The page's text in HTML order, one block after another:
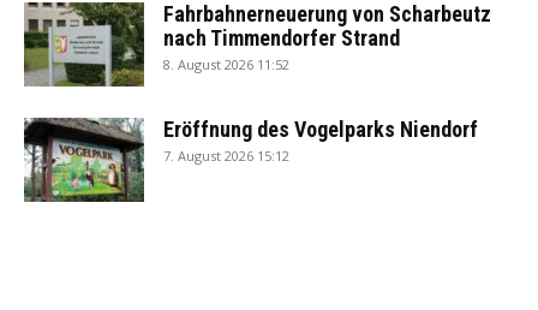
Fahrbahnerneuerung von Scharbeutz
nach Timmendorfer Strand
8. August 2026 11:52
Eröffnung des Vogelparks Niendorf
7. August 2026 15:12